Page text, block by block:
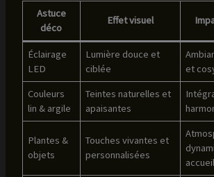
Astuce
déco
Effet visuel
Éclairage
LED
Lumière douce et
ciblée
et
Couleurs
lin & argile
Teintes naturelles et
apaisantes
Plantes &
objets
Touches vivantes et
personnalisées